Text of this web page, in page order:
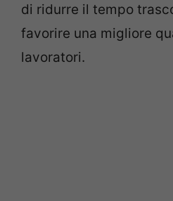
di ridurre il tempo
favorire una migliore
lavoratori.